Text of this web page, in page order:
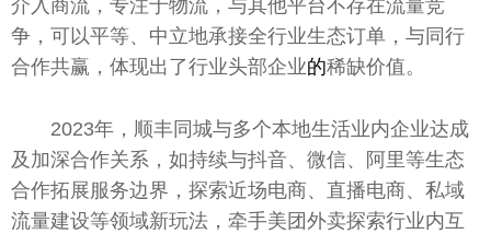
介入商流，专注于物流，与其他平台不存在流量竞
争，可以平等、中立地承接全行业生态订单，与同行
合作共赢，体现出了行业头部企业的稀缺价值。
2023年，顺丰同城与多个本地生活业内企业达成
及加深合作关系，如持续与抖音、 微信、阿里等生态
合作拓展服务边界，探索近场电商、直播电商、私域
流量建设等领域新玩法，牵手美团外卖探索行业内互